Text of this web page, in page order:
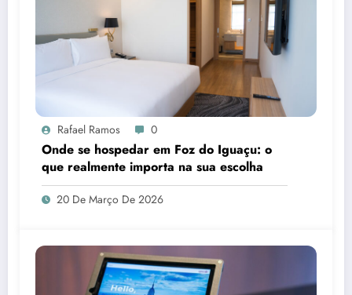
Rafael Ramos 0
Onde se hospedar em Foz do Iguaçu: o
que realmente importa na sua escolha
20 De Março De 2026